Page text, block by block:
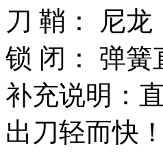
刀 鞘： 尼龙
锁 闭： 弹簧
补充说明：
出刀轻而快